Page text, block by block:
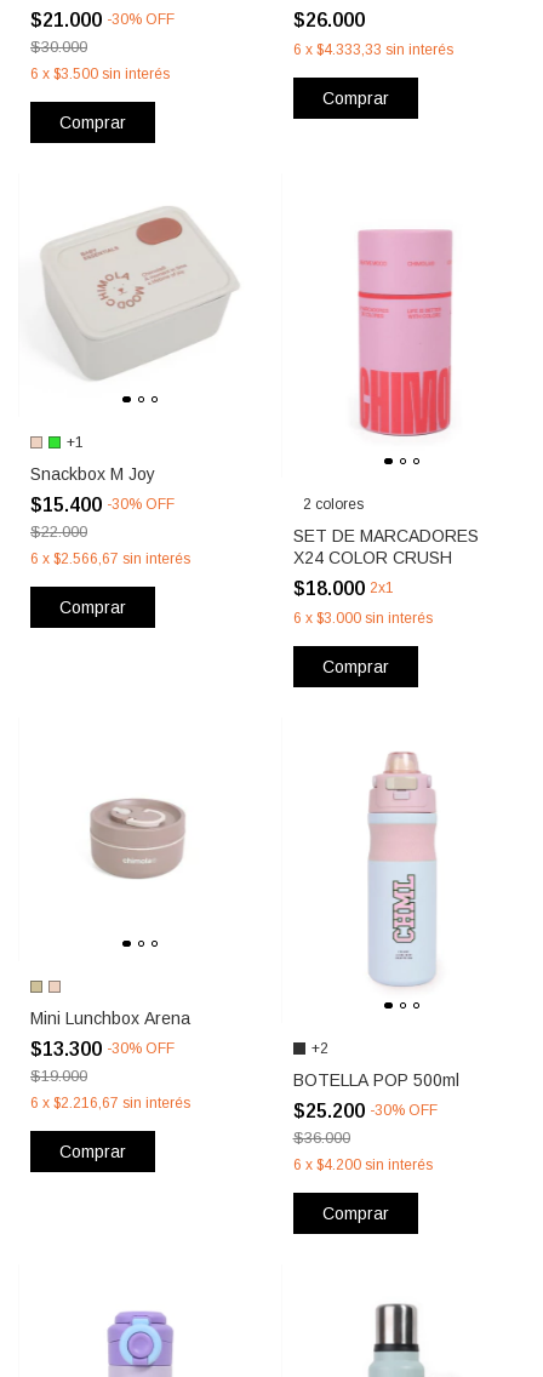
$21.000 -30% OFF
$30.000
6 x $3.500 sin interés
Comprar
$26.000
6 x $4.333,33 sin interés
Comprar
+1
Snackbox M Joy
$15.400 -30% OFF
$22.000
6 x $2.566,67 sin interés
Comprar
2 colores
SET DE MARCADORES
X24 COLOR CRUSH
$18.000 2x1
6 x $3.000 sin interés
Comprar
Mini Lunchbox Arena
$13.300 -30% OFF
$19.000
6 x $2.216,67 sin interés
Comprar
+2
BOTELLA POP 500ml
$25.200 -30% OFF
$36.000
6 x $4.200 sin interés
Comprar